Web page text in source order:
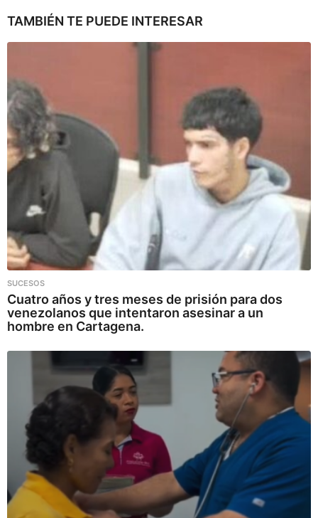
TAMBIÉN TE PUEDE INTERESAR
SUCESOS
Cuatro años y tres meses de prisión para dos
venezolanos que intentaron asesinar a un
hombre en Cartagena.